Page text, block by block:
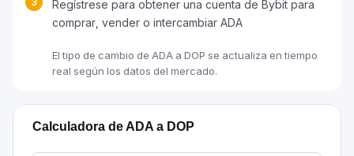
Regístrese para obtener una cuenta de Bybit para
comprar, vender o intercambiar ADA
El tipo de cambio de ADA a DOP se actualiza en tiempo
real según los datos del mercado.
Calculadora de ADA a DOP